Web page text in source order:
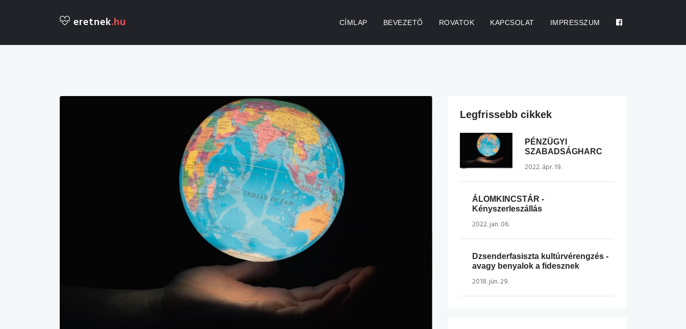
eretnek.hu CÍMLAP BEVEZETŐ ROVATOK KAPCSOLAT IMPRESSZUM
Legfrissebb cikkek
PÉNZÜGYI
SZABADSÁGHARC
2022. ápr. 19.
ÁLOMKINCSTÁR -
Kényszerleszállás
2022. jan. 06.
Dzsenderfasiszta kultúrvérengzés -
avagy benyalok a fidesznek
2018. jún. 29.